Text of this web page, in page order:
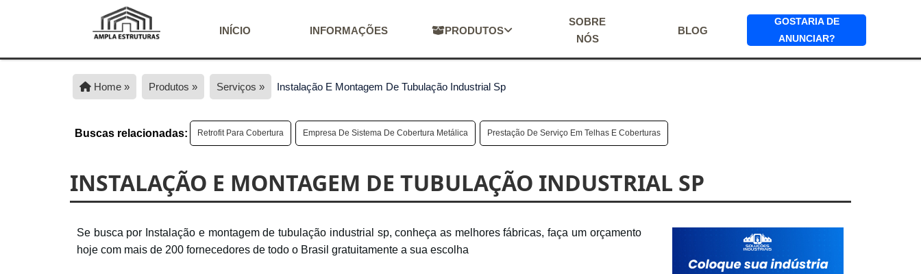
INÍCIO INFORMAÇÕES PRODUTOS
SOBRE
NÓS
BLOG
GOSTARIA DE
ANUNCIAR?
Home » Produtos » Serviços » Instalação E Montagem De Tubulação Industrial Sp
Buscas relacionadas: Retrofit Para Cobertura Empresa De Sistema De Cobertura Metálica Prestação De Serviço Em Telhas E Coberturas
INSTALAÇÃO E MONTAGEM DE TUBULAÇÃO INDUSTRIAL SP
Se busca por Instalação e montagem de tubulação industrial sp, conheça as melhores fábricas, faça um orçamento
hoje com mais de 200 fornecedores de todo o Brasil gratuitamente a sua escolha